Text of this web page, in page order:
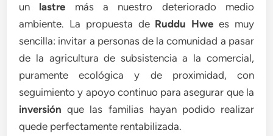
un lastre más a nuestro deteriorado medio
ambiente. La propuesta de Ruddu Hwe es muy
sencilla: invitar a personas de la comunidad a pasar
de la agricultura de subsistencia a la comercial,
puramente ecológica y de proximidad, con
seguimiento y apoyo continuo para asegurar que la
inversión que las familias hayan podido realizar
quede perfectamente rentabilizada.